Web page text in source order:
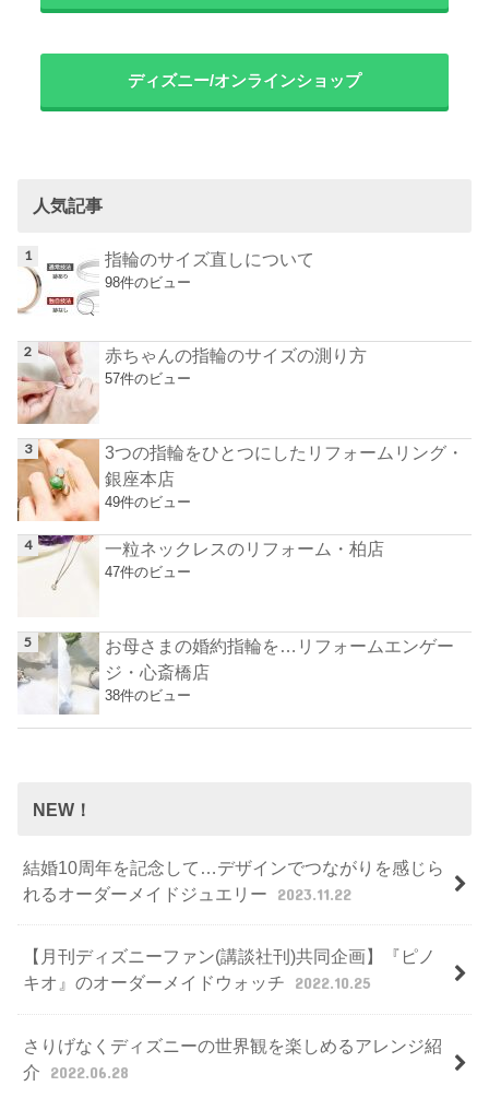
ディズニー/オンラインショップ
人気記事
指輪のサイズ直しについて
98件のビュー
赤ちゃんの指輪のサイズの測り方
57件のビュー
3つの指輪をひとつにしたリフォームリング・
銀座本店
49件のビュー
一粒ネックレスのリフォーム・柏店
47件のビュー
お母さまの婚約指輪を…リフォームエンゲー
ジ・心斎橋店
38件のビュー
NEW！
結婚10周年を記念して…デザインでつながりを感じら
れるオーダーメイドジュエリー
2023.11.22
【月刊ディズニーファン(講談社刊)共同企画】『ピノ
キオ』のオーダーメイドウォッチ
2022.10.25
さりげなくディズニーの世界観を楽しめるアレンジ紹
介
2022.06.28